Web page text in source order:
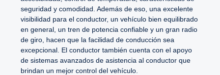
seguridad y comodidad. Además de eso, una excelente
visibilidad para el conductor, un vehículo bien equilibrado
en general, un tren de potencia confiable y un gran radio
de giro, hacen que la facilidad de conducción sea
excepcional. El conductor también cuenta con el apoyo
de sistemas avanzados de asistencia al conductor que
brindan un mejor control del vehículo.